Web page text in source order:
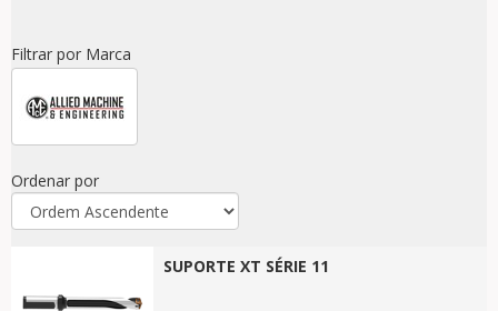
Filtrar por Marca
Ordenar por
SUPORTE XT SÉRIE 11